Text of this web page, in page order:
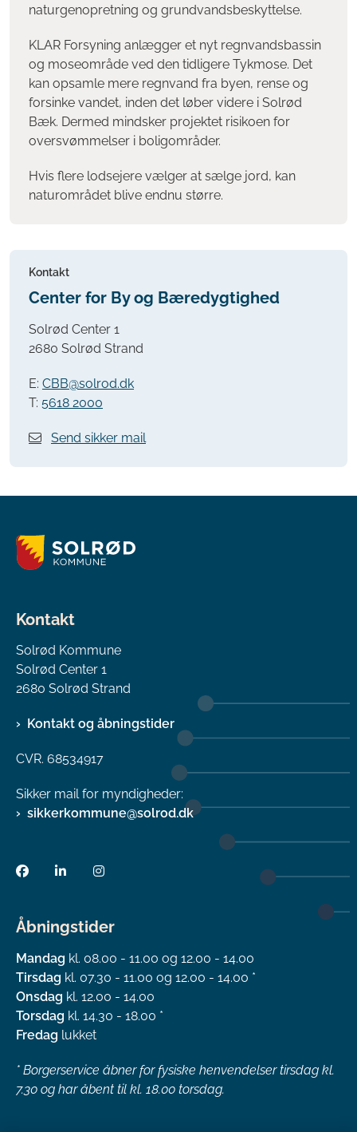
naturgenopretning og grundvandsbeskyttelse.
KLAR Forsyning anlægger et nyt regnvandsbassin
og moseområde ved den tidligere Tykmose. Det
kan opsamle mere regnvand fra byen, rense og
forsinke vandet, inden det løber videre i Solrød
Bæk. Dermed mindsker projektet risikoen for
oversvømmelser i boligområder.
Hvis flere lodsejere vælger at sælge jord, kan
naturområdet blive endnu større.
Kontakt
Center for By og Bæredygtighed
Solrød Center 1
2680 Solrød Strand
E: CBB@solrod.dk
T: 5618 2000
Send sikker mail
Kontakt
Solrød Kommune
Solrød Center 1
2680 Solrød Strand
Kontakt og åbningstider
CVR. 68534917
Sikker mail for myndigheder:
sikkerkommune@solrod.dk
Åbningstider
Mandag kl. 08.00 - 11.00 og 12.00 - 14.00
Tirsdag kl. 07.30 - 11.00 og 12.00 - 14.00 *
Onsdag kl. 12.00 - 14.00
Torsdag kl. 14.30 - 18.00 *
Fredag lukket
* Borgerservice åbner for fysiske henvendelser tirsdag kl.
7.30 og har åbent til kl. 18.00 torsdag.